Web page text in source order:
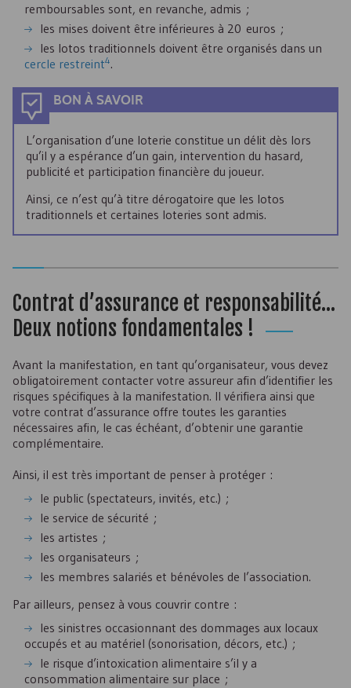
remboursables sont, en revanche, admis ;
les mises doivent être inférieures à 20 euros ;
les lotos traditionnels doivent être organisés dans un
cercle restreint4.
BON À SAVOIR
L’organisation d’une loterie constitue un délit dès lors
qu’il y a espérance d’un gain, intervention du hasard,
publicité et participation financière du joueur.
Ainsi, ce n’est qu’à titre dérogatoire que les lotos
traditionnels et certaines loteries sont admis.
Contrat d’assurance et responsabilité...
Deux notions fondamentales !
Avant la manifestation, en tant qu’organisateur, vous devez
obligatoirement contacter votre assureur afin d’identifier les
risques spécifiques à la manifestation. Il vérifiera ainsi que
votre contrat d’assurance offre toutes les garanties
nécessaires afin, le cas échéant, d’obtenir une garantie
complémentaire.
Ainsi, il est très important de penser à protéger :
le public (spectateurs, invités, etc.) ;
le service de sécurité ;
les artistes ;
les organisateurs ;
les membres salariés et bénévoles de l’association.
Par ailleurs, pensez à vous couvrir contre :
les sinistres occasionnant des dommages aux locaux
occupés et au matériel (sonorisation, décors, etc.) ;
le risque d’intoxication alimentaire s’il y a
consommation alimentaire sur place ;